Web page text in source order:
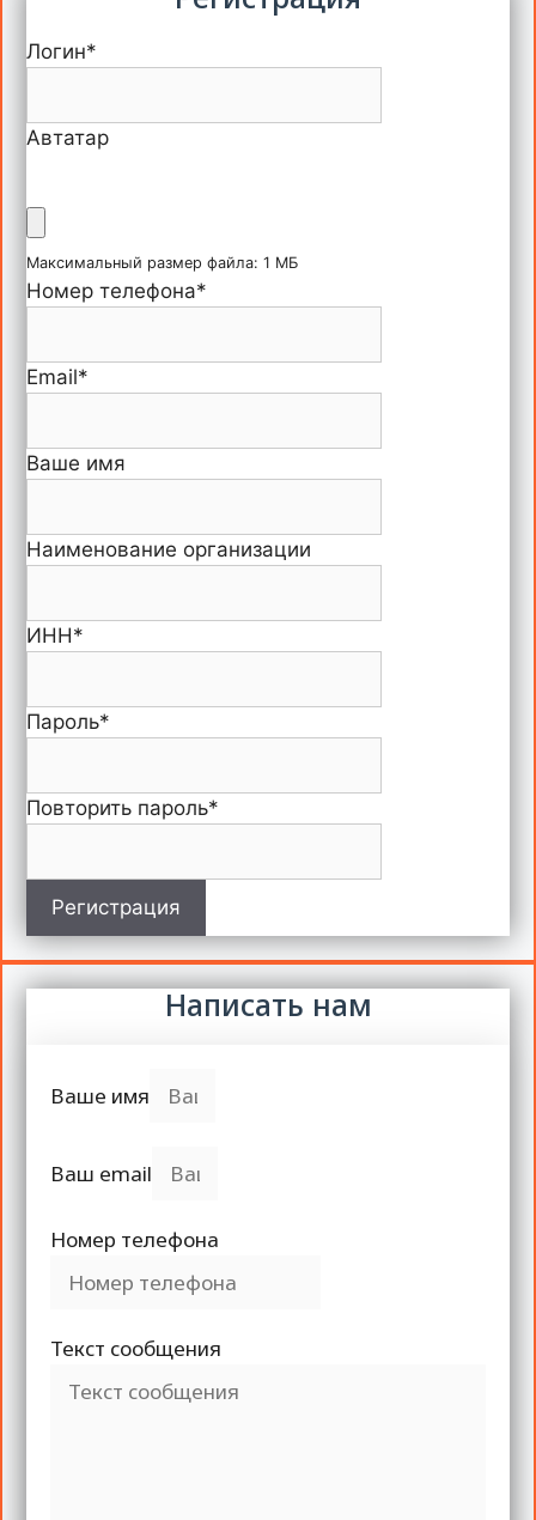
Логин*
Автатар
Максимальный размер файла: 1 МБ
Номер телефона*
Email*
Ваше имя
Наименование организации
ИНН*
Пароль*
Повторить пароль*
Регистрация
Написать нам
Ваше имя
Ваш email
Номер телефона
Текст сообщения